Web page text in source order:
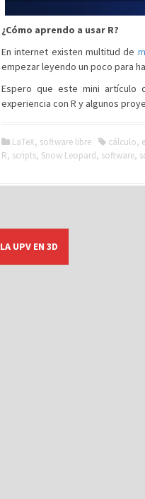
¿Cómo aprendo a usar R?
En internet existen multitud de
empezar leyendo un poco para
Espero que este mini artículo
experiencia con R y algunos
LaTeX, software libre cálculo,
R, scripts, Snow Leopard, software,
LA UPV EN 3D